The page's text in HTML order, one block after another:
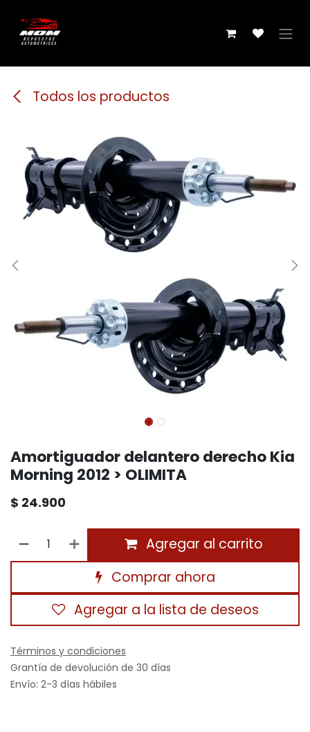
Todos los productos
Amortiguador delantero derecho Kia
Morning 2012 > OLIMITA
$ 24.900
Agregar al carrito
Comprar ahora
Agregar a la lista de deseos
Términos y condiciones
Grantía de devolución de 30 días
Envío: 2-3 días hábiles